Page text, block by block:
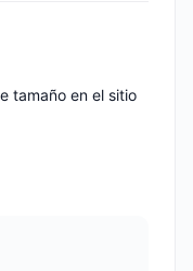
tamaño en el sitio